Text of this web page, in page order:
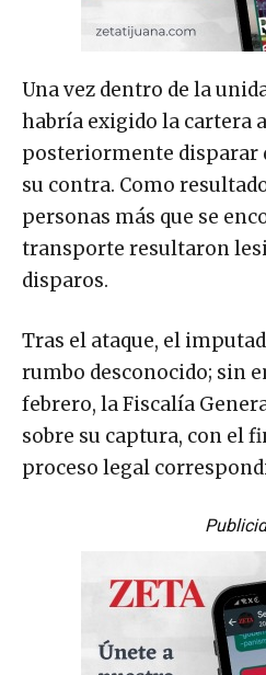
Una vez dentro de la
habría exigido la cartera
posteriormente disparar
su contra. Como
personas más que se
transporte resultaron
disparos.
Tras el ataque, el
rumbo desconocido; sin
febrero, la Fiscalía
sobre su captura, con el
proceso legal